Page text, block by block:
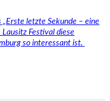
letzte Sekunde – eine
Lausitz Festival diese
so interessant ist.